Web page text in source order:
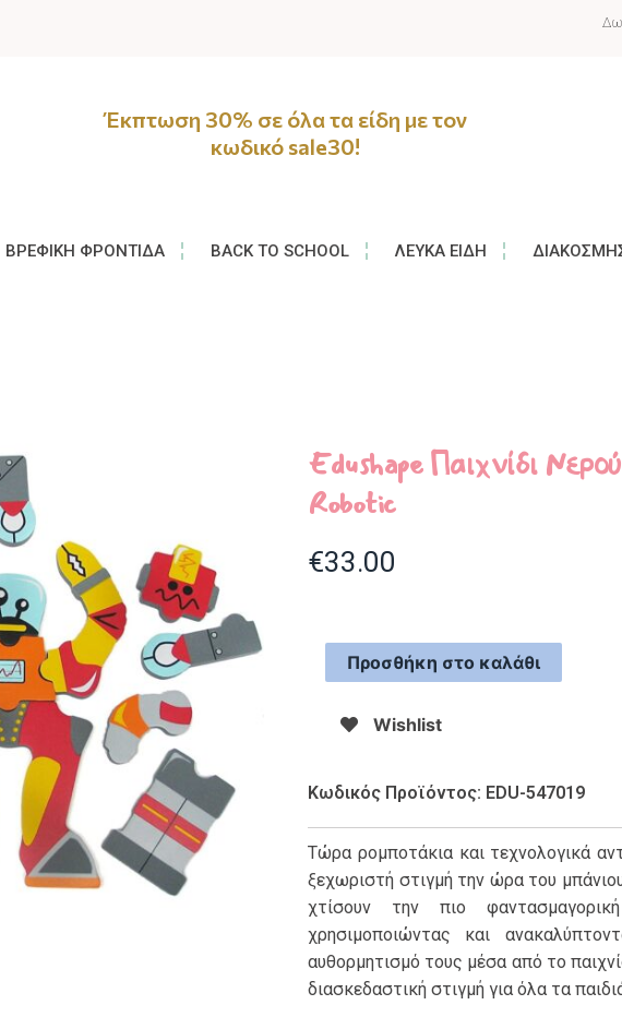
Έκπτωση 30% σε όλα τα είδη με τον
κωδικό sale30!
ΒΡΕΦΙΚΉ ΦΡΟΝΤΊΔΑ BACK TO SCHOOL ΛΕΥΚΆ ΕΊΔΗ
Edushape Παιχνίδι
Robotic
€33.00
Προσθήκη στο καλάθι
Wishlist
Κωδικός Προϊόντος: EDU-547019
Τώρα ρομποτάκια και τεχνολογικά
ξεχωριστή στιγμή την ώρα του
χτίσουν την πιο
χρησιμοποιώντας και
αυθορμητισμό τους μέσα από το
διασκεδαστική στιγμή για όλα τα